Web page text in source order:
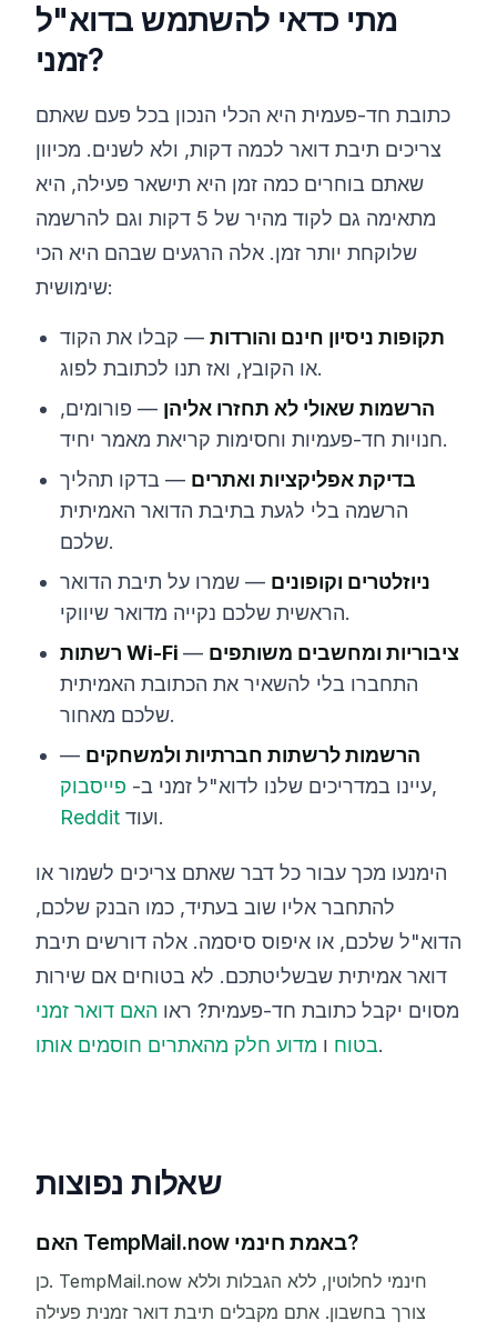
מתי כדאי להשתמש בדוא"ל
זמני?
כתובת חד-פעמית היא הכלי הנכון בכל פעם שאתם
צריכים תיבת דואר לכמה דקות, ולא לשנים. מכיוון
שאתם בוחרים כמה זמן היא תישאר פעילה, היא
מתאימה גם לקוד מהיר של 5 דקות וגם להרשמה
שלוקחת יותר זמן. אלה הרגעים שבהם היא הכי
שימושית:
תקופות ניסיון חינם והורדות— קבלו את הקוד
או הקובץ, ואז תנו לכתובת לפוג.
הרשמות שאולי לא תחזרו אליהן — פורומים,
חנויות חד-פעמיות וחסימות קריאת מאמר יחיד.
בדיקת אפליקציות ואתרים — בדקו תהליך
הרשמה בלי לגעת בתיבת הדואר האמיתית
שלכם.
ניוזלטרים וקופונים — שמרו על תיבת הדואר
הראשית שלכם נקייה מדואר שיווקי.
רשתות Wi-Fi ציבוריות ומחשבים משותפים —
התחברו בלי להשאיר את הכתובת האמיתית
שלכם מאחור.
הרשמות לרשתות חברתיות ולמשחקים —
עיינו במדריכים שלנו לדוא"ל זמני ב- פייסבוק
,
Reddit
ועוד.
הימנעו מכך עבור כל דבר שאתם צריכים לשמור או
להתחבר אליו שוב בעתיד, כמו הבנק שלכם,
הדוא"ל שלכם, או איפוס סיסמה. אלה דורשים תיבת
דואר אמיתית שבשליטתכם. לא בטוחים אם שירות
מסוים יקבל כתובת חד-פעמית? ראו האם דואר זמני
בטוח ו מדוע חלק מהאתרים חוסמים אותו .
שאלות נפוצות
האם TempMail.now באמת חינמי?
כן. TempMail.now חינמי לחלוטין, ללא הגבלות וללא
צורך בחשבון. אתם מקבלים תיבת דואר זמנית פעילה